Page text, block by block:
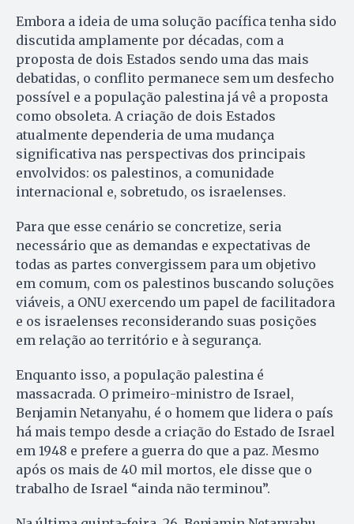
Embora a ideia de uma solução pacífica tenha sido
discutida amplamente por décadas, com a
proposta de dois Estados sendo uma das mais
debatidas, o conflito permanece sem um desfecho
possível e a população palestina já vê a proposta
como obsoleta. A criação de dois Estados
atualmente dependeria de uma mudança
significativa nas perspectivas dos principais
envolvidos: os palestinos, a comunidade
internacional e, sobretudo, os israelenses.
Para que esse cenário se concretize, seria
necessário que as demandas e expectativas de
todas as partes convergissem para um objetivo
em comum, com os palestinos buscando soluções
viáveis, a ONU exercendo um papel de facilitadora
e os israelenses reconsiderando suas posições
em relação ao território e à segurança.
Enquanto isso, a população palestina é
massacrada. O primeiro-ministro de Israel,
Benjamin Netanyahu, é o homem que lidera o país
há mais tempo desde a criação do Estado de Israel
em 1948 e prefere a guerra do que a paz. Mesmo
após os mais de 40 mil mortos, ele disse que o
trabalho de Israel “ainda não terminou”.